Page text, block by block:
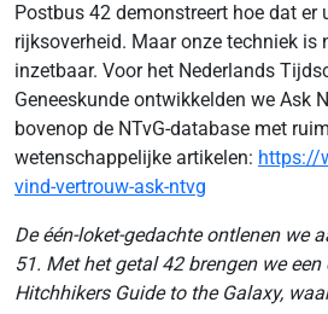
Postbus 42 demonstreert hoe dat er
rijksoverheid. Maar onze techniek is
inzetbaar. Voor het Nederlands
Geneeskunde ontwikkelden we Ask
bovenop de NTvG-database met
wetenschappelijke artikelen: https://
vind-vertrouw-ask-ntvg
De één-loket-gedachte ontlenen we
51. Met het getal 42 brengen we een
Hitchhikers Guide to the Galaxy,